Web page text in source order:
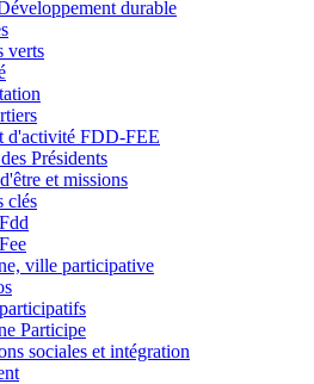
durable
verts
d'activité FDD-FEE
Présidents
et missions
clés
ville participative
Participe
sociales et intégration